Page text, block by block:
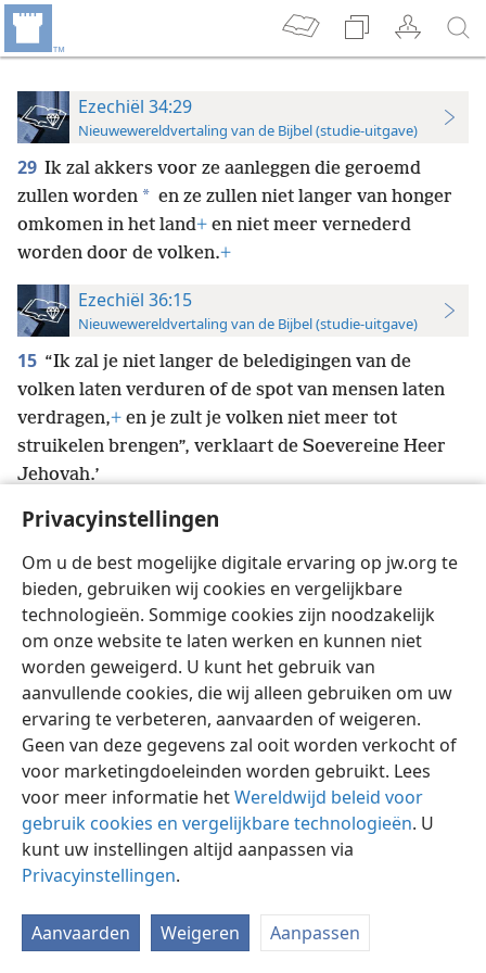
Privacyinstellingen
Om u de best mogelijke digitale ervaring op jw.org te
bieden, gebruiken wij cookies en vergelijkbare
technologieën. Sommige cookies zijn noodzakelijk
om onze website te laten werken en kunnen niet
worden geweigerd. U kunt het gebruik van
aanvullende cookies, die wij alleen gebruiken om uw
ervaring te verbeteren, aanvaarden of weigeren.
Geen van deze gegevens zal ooit worden verkocht of
voor marketingdoeleinden worden gebruikt. Lees
voor meer informatie hetWereldwijd beleid voor
gebruik cookies en vergelijkbare technologieën. U
kunt uw instellingen altijd aanpassen via
Privacyinstellingen.
Aanvaarden Weigeren Aanpassen
Ezechiël 34:29
Nieuwewereldvertaling van de Bijbel (studie-uitgave)
29 Ik zal akkers voor ze aanleggen die geroemd
zullen worden * en ze zullen niet langer van honger
omkomen in het land+ en niet meer vernederd
worden door de volken.+
Ezechiël 36:15
Nieuwewereldvertaling van de Bijbel (studie-uitgave)
15 “Ik zal je niet langer de beledigingen van de
volken laten verduren of de spot van mensen laten
verdragen,+ en je zult je volken niet meer tot
struikelen brengen”, verklaart de Soevereine Heer
Jehovah.’
Nederlands Instellingen
Copyright © 2026 Watch Tower Bible and Tract Society of Pennsylvania
Gebruiksvoorwaarden Privacybeleid
JW.ORG
Inloggen